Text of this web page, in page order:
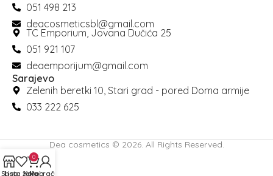
051 498 213
deacosmeticsbl@gmail.com
TC Emporium, Jovana Dučića 25
051 921 107
deaemporijum@gmail.com
Sarajevo
Zelenih beretki 10, Stari grad - pored Doma armije
033 222 625
Dea cosmetics © 2026. All Rights Reserved.
Shop
Lista želja
0
Korpa
Moj račun